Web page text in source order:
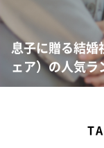
息子に贈る結婚
ェア）の人気ラ